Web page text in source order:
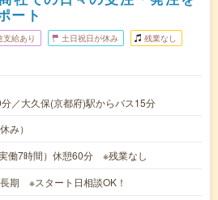
ート
支給あり 土日祝日が休み 残業なし
／大久保(京都府)駅からバス15分
み）
働7時間）休憩60分 ※残業なし
長期 ※スタート日相談OK！